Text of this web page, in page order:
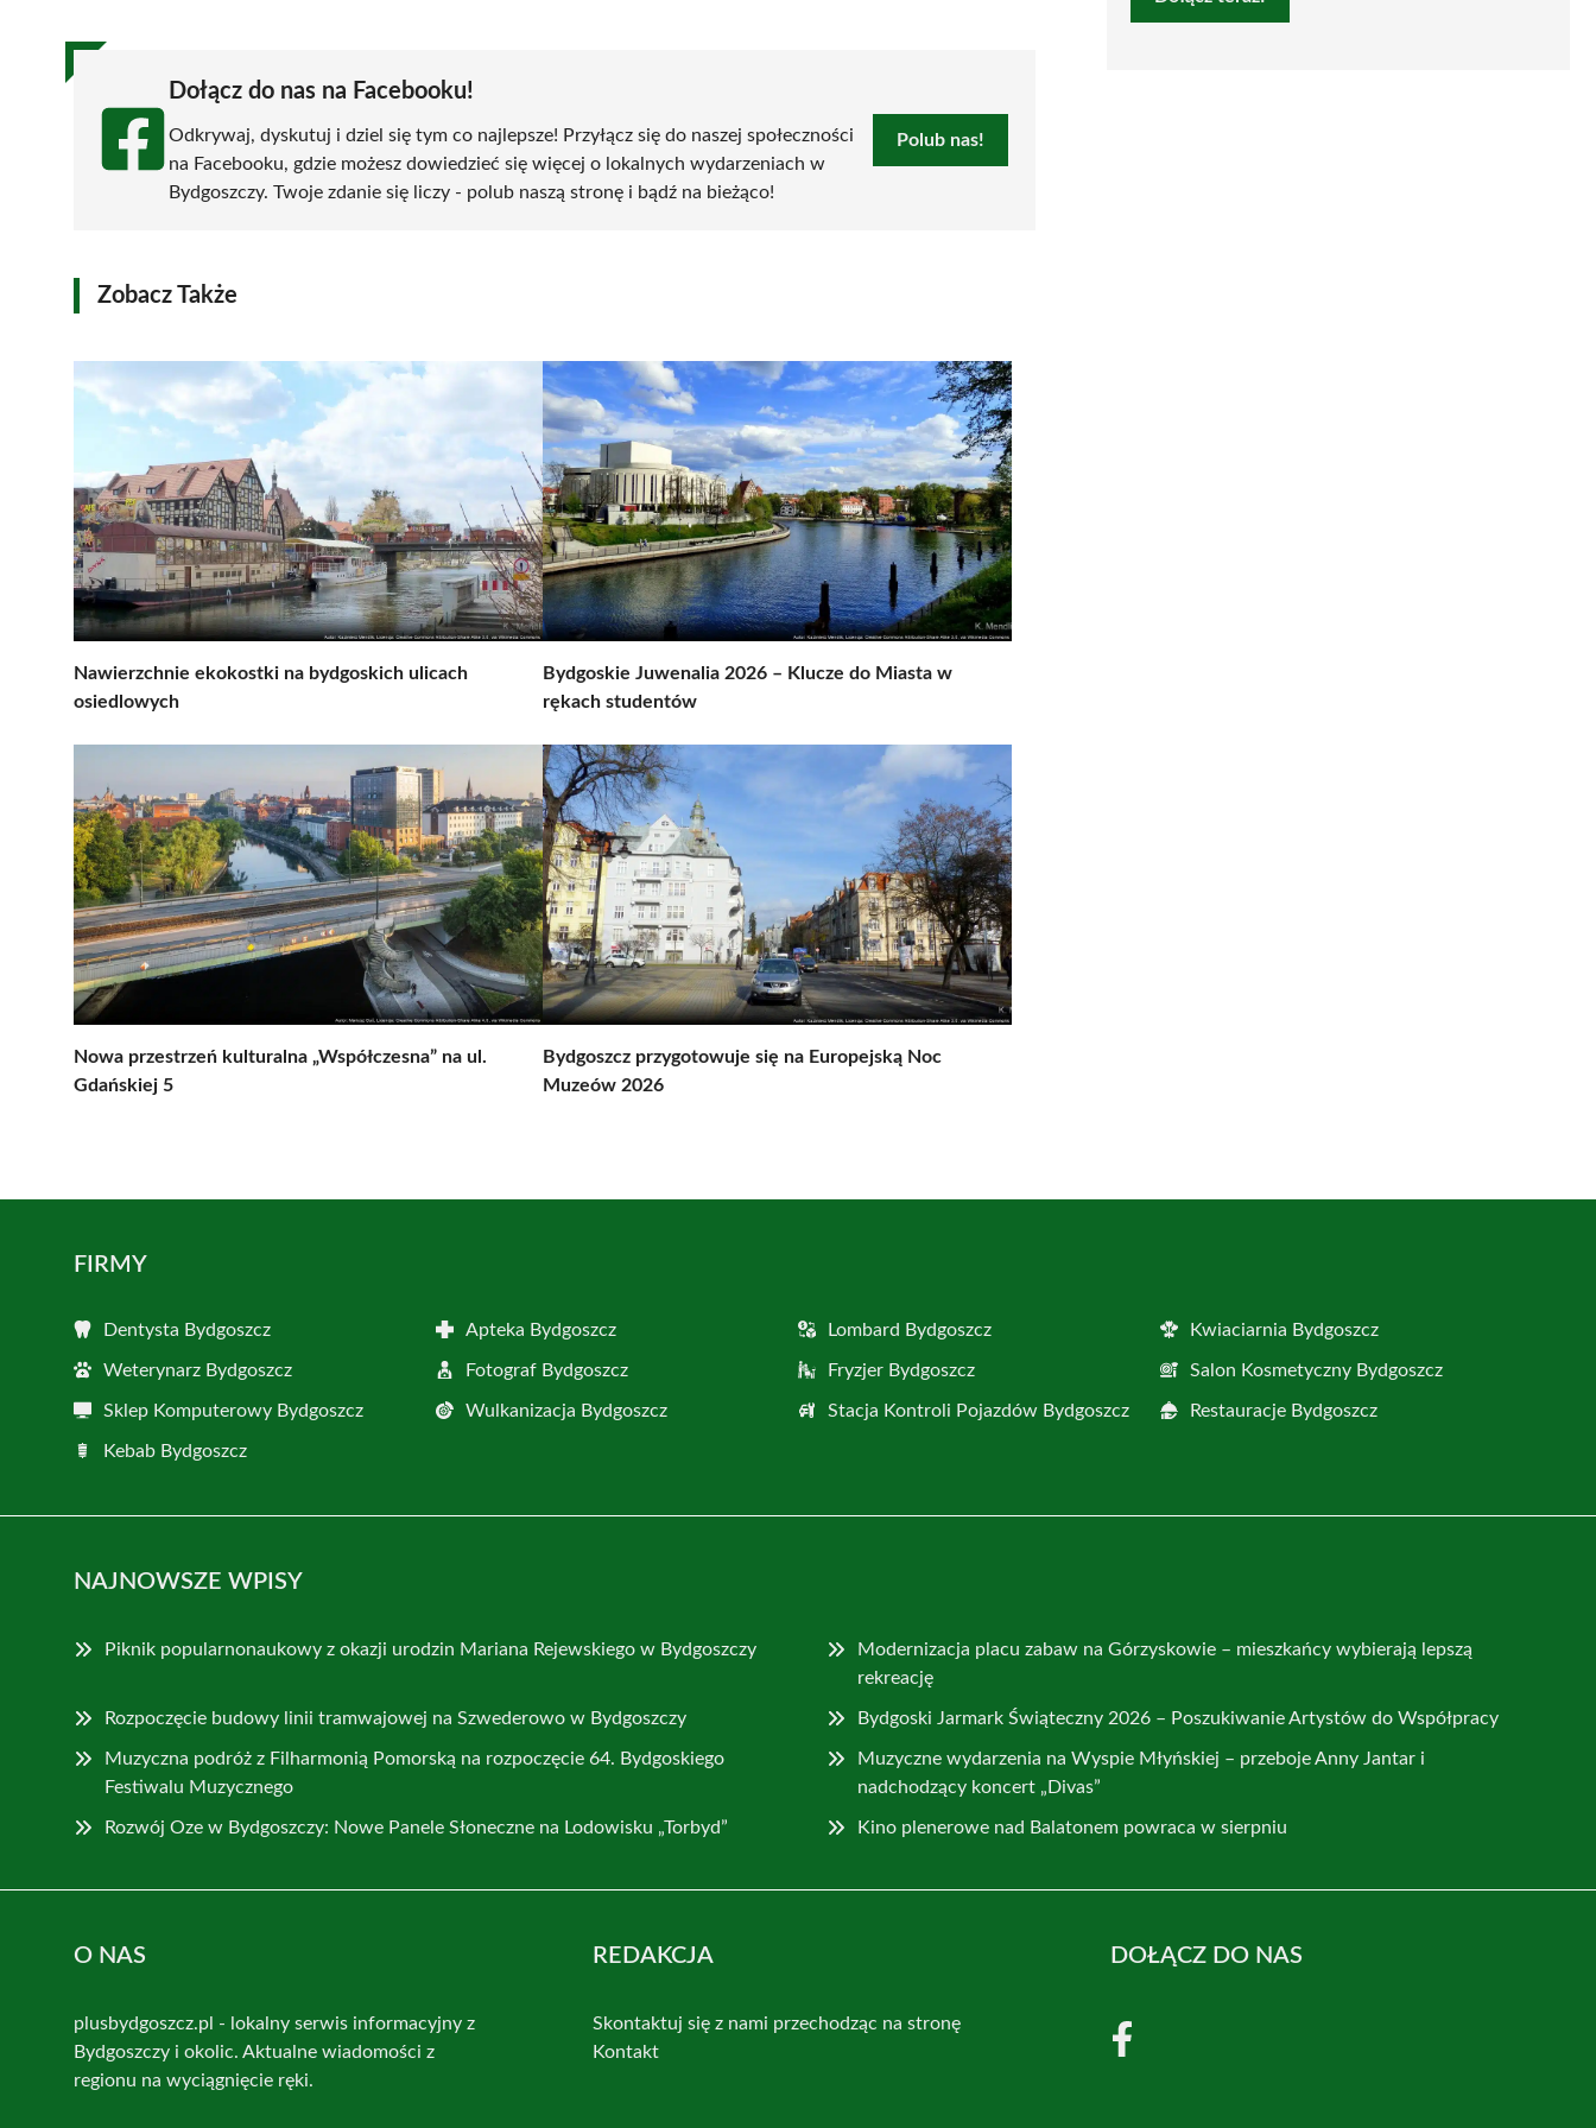
Dołącz do nas na Facebooku!
Odkrywaj, dyskutuj i dziel się tym co najlepsze! Przyłącz się do naszej społeczności
na Facebooku, gdzie możesz dowiedzieć się więcej o lokalnych wydarzeniach w
Bydgoszczy. Twoje zdanie się liczy - polub naszą stronę i bądź na bieżąco!
Polub nas!
Zobacz Także
Nawierzchnie ekokostki na bydgoskich ulicach
osiedlowych
Bydgoskie Juwenalia 2026 – Klucze do Miasta w
rękach studentów
Nowa przestrzeń kulturalna „Współczesna” na ul.
Gdańskiej 5
Bydgoszcz przygotowuje się na Europejską Noc
Muzeów 2026
FIRMY
Dentysta Bydgoszcz Apteka Bydgoszcz Lombard Bydgoszcz Kwiaciarnia Bydgoszcz
Weterynarz Bydgoszcz Fotograf Bydgoszcz Fryzjer Bydgoszcz Salon Kosmetyczny Bydgoszcz
Sklep Komputerowy Bydgoszcz Wulkanizacja Bydgoszcz Stacja Kontroli Pojazdów Bydgoszcz Restauracje Bydgoszcz
Kebab Bydgoszcz
NAJNOWSZE WPISY
Piknik popularnonaukowy z okazji urodzin Mariana Rejewskiego w Bydgoszczy
Modernizacja placu zabaw na Górzyskowie – mieszkańcy wybierają lepszą
rekreację
Rozpoczęcie budowy linii tramwajowej na Szwederowo w Bydgoszczy Bydgoski Jarmark Świąteczny 2026 – Poszukiwanie Artystów do Współpracy
Muzyczna podróż z Filharmonią Pomorską na rozpoczęcie 64. Bydgoskiego
Festiwalu Muzycznego
Muzyczne wydarzenia na Wyspie Młyńskiej – przeboje Anny Jantar i
nadchodzący koncert „Divas”
Rozwój Oze w Bydgoszczy: Nowe Panele Słoneczne na Lodowisku „Torbyd” Kino plenerowe nad Balatonem powraca w sierpniu
O NAS
plusbydgoszcz.pl - lokalny serwis informacyjny z
Bydgoszczy i okolic. Aktualne wiadomości z
regionu na wyciągnięcie ręki.
REDAKCJA
Skontaktuj się z nami przechodząc na stronę
Kontakt
DOŁĄCZ DO NAS